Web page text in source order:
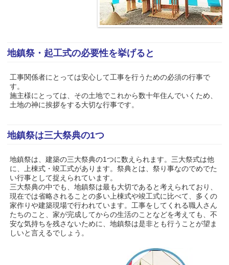
地鎮祭・起工式の必要性を挙げると
工事関係者にとっては安心して工事を行うための必須の行事で
す。
施主様にとっては、その土地でこれから数十年住んでいくため、
土地の神に挨拶をする大切な行事です。
地鎮祭は三大祭典の1つ
地鎮祭は、建築の三大祭典の1つに数えられます。三大祭式は他
に、上棟式・竣工式があります。祭典とは、祭り事なのでめでた
い行事として捉えられています。
三大祭典の中でも、地鎮祭は最も大切であると考えられており、
現在では省略されることの多い上棟式や竣工式に比べて、多くの
家作りや建築現場で行われています。工事をしてくれる職人さん
たちのこと、家が完成してからの生活のことなどを考えても、不
安な気持ちを残さないために、地鎮祭は是非とも行うことが望ま
しいと言えるでしょう。